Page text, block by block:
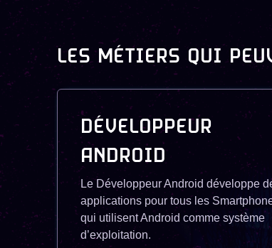
LES MÉTIERS QUI
DÉVELOPPEUR
ANDROID
Le Développeur Android développe
applications pour tous les
qui utilisent Android comme système
d’exploitation.